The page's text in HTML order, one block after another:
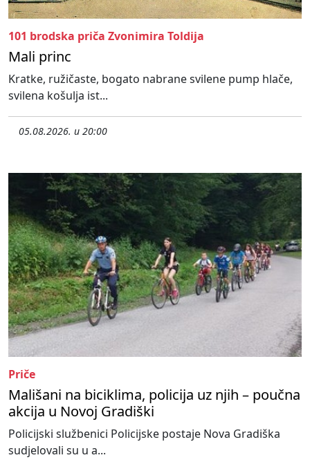
101 brodska priča Zvonimira Toldija
Mali princ
Kratke, ružičaste, bogato nabrane svilene pump hlače,
svilena košulja ist...
05.08.2026. u 20:00
Priče
Mališani na biciklima, policija uz njih – poučna
akcija u Novoj Gradiški
Policijski službenici Policijske postaje Nova Gradiška
sudjelovali su u a...